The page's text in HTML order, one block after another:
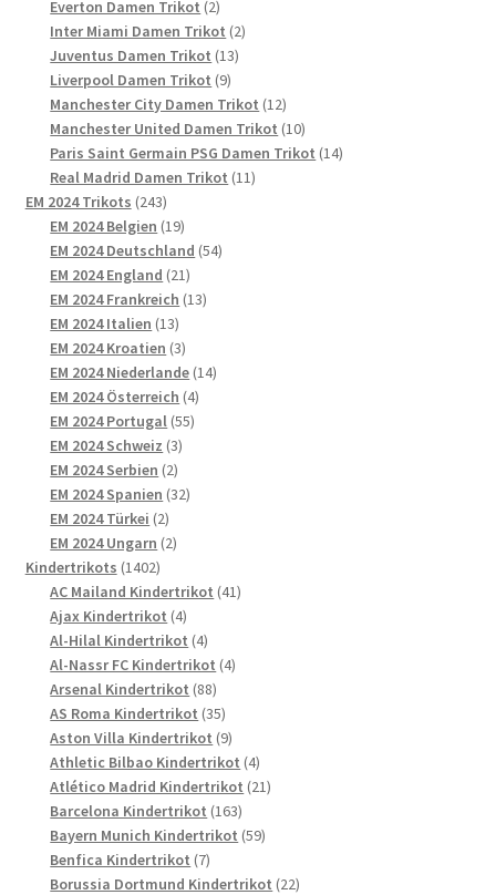
Produkte
Everton Damen Trikot 22
Produkte
Inter Miami Damen Trikot 22
Juventus Damen Trikot 1313
Liverpool Damen Trikot 99
Produkte
Manchester City Damen Trikot 1212
Produkte
Manchester United Damen Trikot 1010
Produkte
Paris Saint Germain PSG Damen Trikot 1414
Real Madrid Damen Trikot 1111
EM 2024 Trikots 243243
Produkte
EM 2024 Belgien 1919
Produkte
EM 2024 Deutschland 5454
EM 2024 England 2121
Produkte
EM 2024 Frankreich 1313
EM 2024 Italien 1313
Produkte
EM 2024 Kroatien 33
Produkte
EM 2024 Niederlande 1414
EM 2024 Österreich 44
EM 2024 Portugal 5555
EM 2024 Schweiz 33
EM 2024 Serbien 22
Produkte
EM 2024 Spanien 3232
EM 2024 Türkei 22
Produkte
EM 2024 Ungarn 22
Kindertrikots 14021402
Produkte
AC Mailand Kindertrikot 4141
Ajax Kindertrikot 44
Produkte
Al-Hilal Kindertrikot 44
Produkte
Al-Nassr FC Kindertrikot 44
Arsenal Kindertrikot 8888
Produkte
AS Roma Kindertrikot 3535
Produkte
Aston Villa Kindertrikot 99
Produkte
Athletic Bilbao Kindertrikot 44
Produkte
Atlético Madrid Kindertrikot 2121
Barcelona Kindertrikot 163163
Produkte
Bayern Munich Kindertrikot 5959
Benfica Kindertrikot 77
Produkte
Borussia Dortmund Kindertrikot 2222